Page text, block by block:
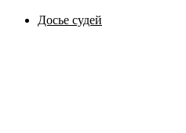
Досье судей